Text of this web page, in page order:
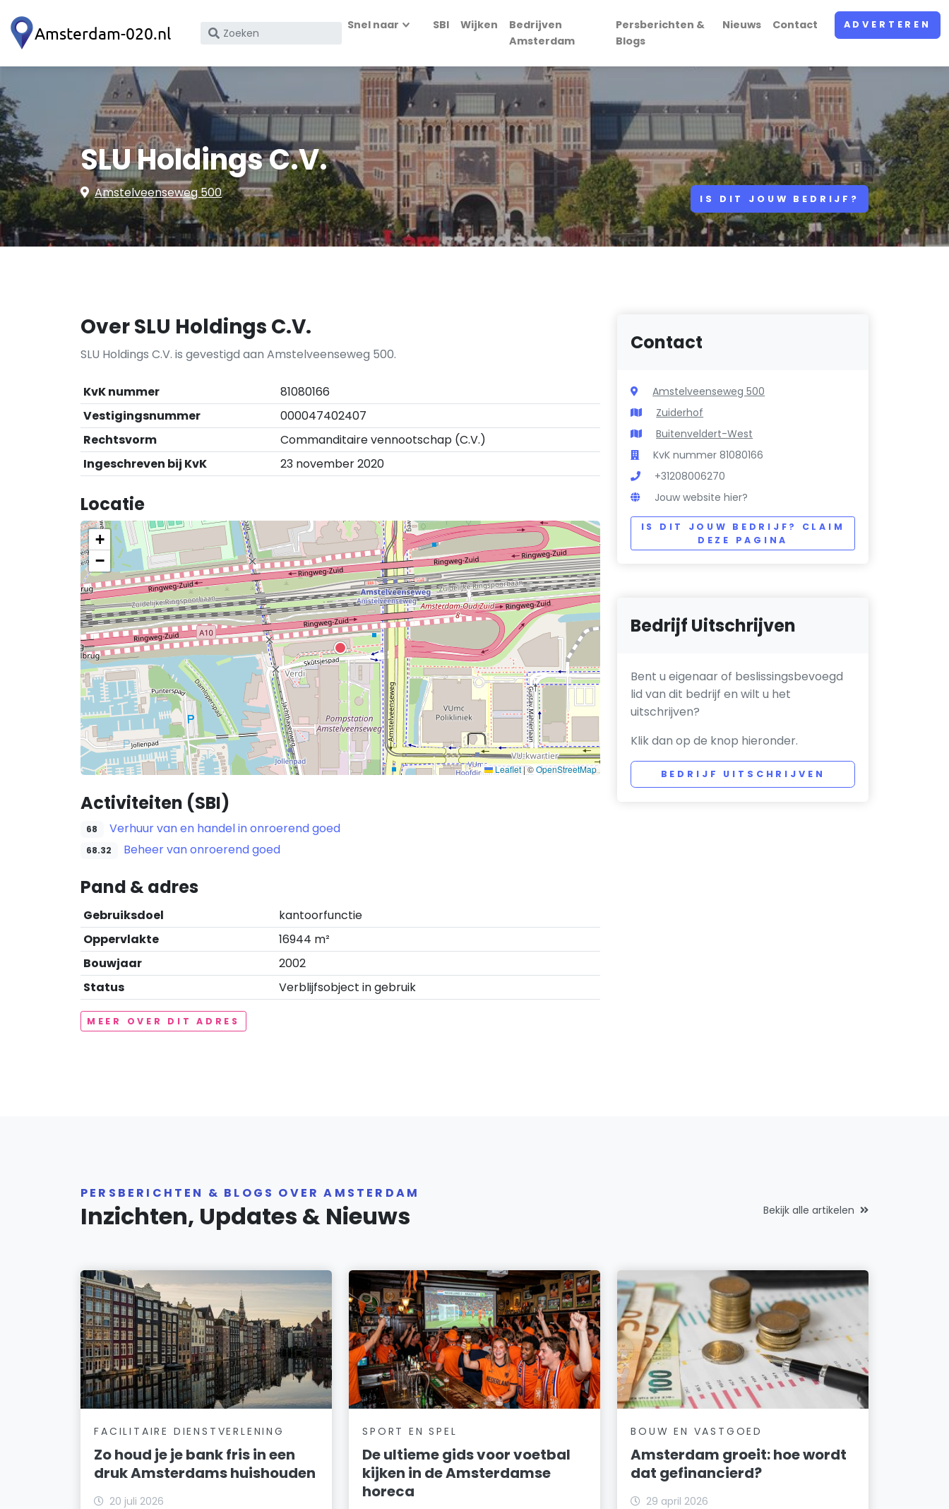
Zoek
bedrijfsnaam
of
KvK
nummer
Snel naar SBI Wijken
Bedrijven
Amsterdam
Persberichten &
Blogs
Nieuws Contact ADVERTEREN
SLU Holdings C.V.
Amstelveenseweg 500 IS DIT JOUW BEDRIJF?
Over SLU Holdings C.V.
SLU Holdings C.V. is gevestigd aan Amstelveenseweg 500.
KvK nummer
81080166
Vestigingsnummer
000047402407
Rechtsvorm
Commanditaire vennootschap (C.V.)
Ingeschreven bij KvK
23 november 2020
Locatie
+
−
Leaflet|©OpenStreetMap
Activiteiten (SBI)
68 Verhuur van en handel in onroerend goed
68.32 Beheer van onroerend goed
Pand & adres
Gebruiksdoel
kantoorfunctie
Oppervlakte
16944 m²
Bouwjaar
2002
Status
Verblijfsobject in gebruik
MEER OVER DIT ADRES
Contact
Amstelveenseweg 500
Zuiderhof
Buitenveldert-West
KvK nummer 81080166
+31208006270
Jouw website hier?
IS DIT JOUW BEDRIJF? CLAIM
DEZE PAGINA
Bedrijf Uitschrijven
Bent u eigenaar of beslissingsbevoegd
lid van dit bedrijf en wilt u het
uitschrijven?
Klik dan op de knop hieronder.
BEDRIJF UITSCHRIJVEN
PERSBERICHTEN & BLOGS OVER AMSTERDAM
Inzichten, Updates & Nieuws Bekijk alle artikelen
FACILITAIRE DIENSTVERLENING
Zo houd je je bank fris in een
druk Amsterdams huishouden
20 juli 2026
SPORT EN SPEL
De ultieme gids voor voetbal
kijken in de Amsterdamse
horeca
BOUW EN VASTGOED
Amsterdam groeit: hoe wordt
dat gefinancierd?
29 april 2026